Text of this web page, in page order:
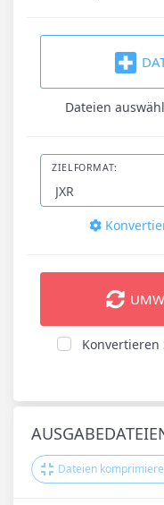
Dateien
ZIELFORMAT:
Dateien